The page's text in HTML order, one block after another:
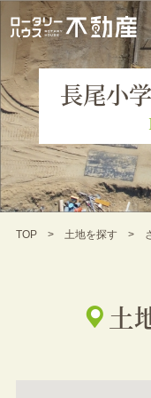
長尾小
TOP 土地を探す
土